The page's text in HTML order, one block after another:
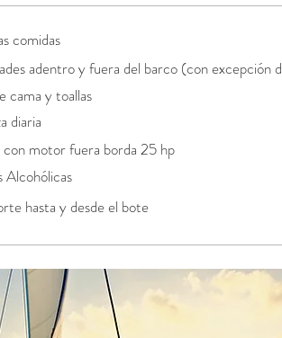
comidas
adentro y fuera del barco (con excepción
cama y toallas
diaria
motor fuera borda 25 hp
Alcohólicas
hasta y desde el bote